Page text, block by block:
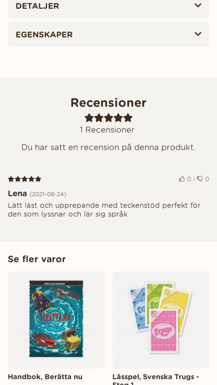
DETALJER
EGENSKAPER
Recensioner
1 Recensioner
Du har satt en recension på denna produkt.
Recension 5 av 5 0 | 0
Lena (2021-06-24)
Lätt läst och upprepande med teckenstöd perfekt för
den som lyssnar och lär sig språk
Se fler varor
Handbok, Berätta nu
Lässpel, Svenska Trugs -